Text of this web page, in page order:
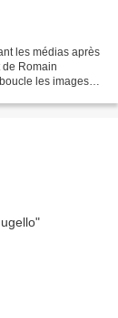
les médias après
Romain
les images